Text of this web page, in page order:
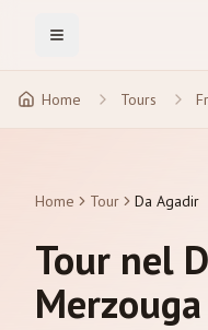
Toggle Menu
Home Tours
Home Tour Da Agadir
Tour nel